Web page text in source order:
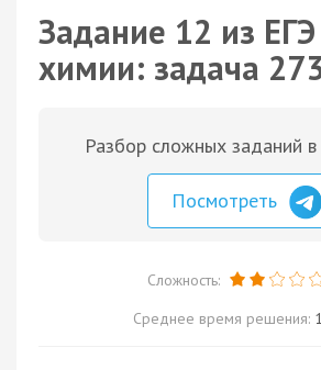
Задание 12 из
химии: задача
Разбор сложных заданий в
Посмотреть
Сложность:
Среднее время решения: